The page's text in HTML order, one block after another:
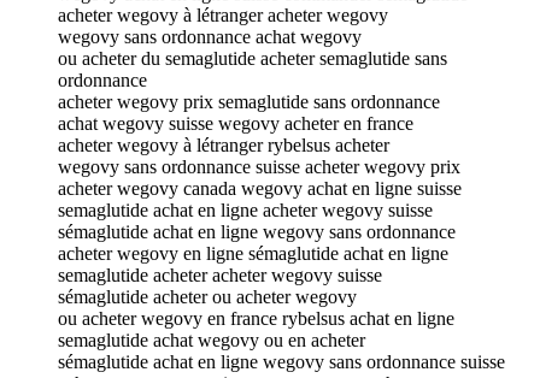
acheter wegovy à létranger acheter wegovy
wegovy sans ordonnance achat wegovy
ou acheter du semaglutide acheter semaglutide sans
ordonnance
acheter wegovy prix semaglutide sans ordonnance
achat wegovy suisse wegovy acheter en france
acheter wegovy à létranger rybelsus acheter
wegovy sans ordonnance suisse acheter wegovy prix
acheter wegovy canada wegovy achat en ligne suisse
semaglutide achat en ligne acheter wegovy suisse
sémaglutide achat en ligne wegovy sans ordonnance
acheter wegovy en ligne sémaglutide achat en ligne
semaglutide acheter acheter wegovy suisse
sémaglutide acheter ou acheter wegovy
ou acheter wegovy en france rybelsus achat en ligne
semaglutide achat wegovy ou en acheter
sémaglutide achat en ligne wegovy sans ordonnance suisse